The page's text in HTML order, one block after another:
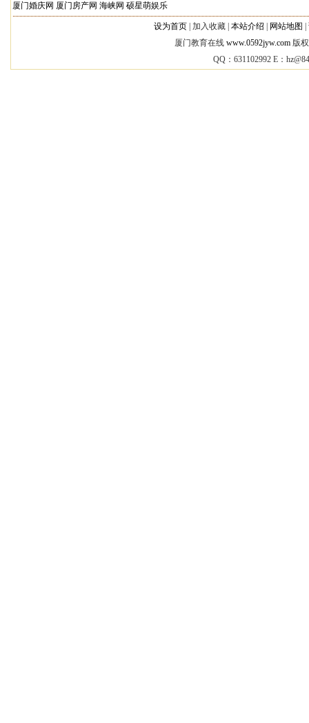
厦门婚庆网 厦门房产网 海峡网 硕星萌娱乐
设为首页 加入收藏 | 本站介绍 网站地图
厦门教育在线 www.0592jyw.com版权
QQ：631102992 E：